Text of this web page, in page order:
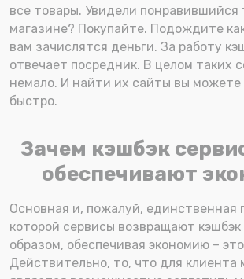
все товары. Увидели понравившийся
магазине? Покупайте. Подождите
вам зачислятся деньги. За работу
отвечает посредник. В целом таких
немало. И найти их сайты вы можете
быстро.
Зачем кэшбэк
обеспечивают
Основная и, пожалуй, единственная
которой сервисы возвращают кэшбэк
образом, обеспечивая экономию –
Действительно, то, что для клиента